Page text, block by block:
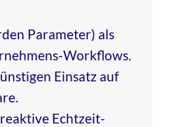
Parameter) als
Workflows.
Einsatz auf
Echtzeit-